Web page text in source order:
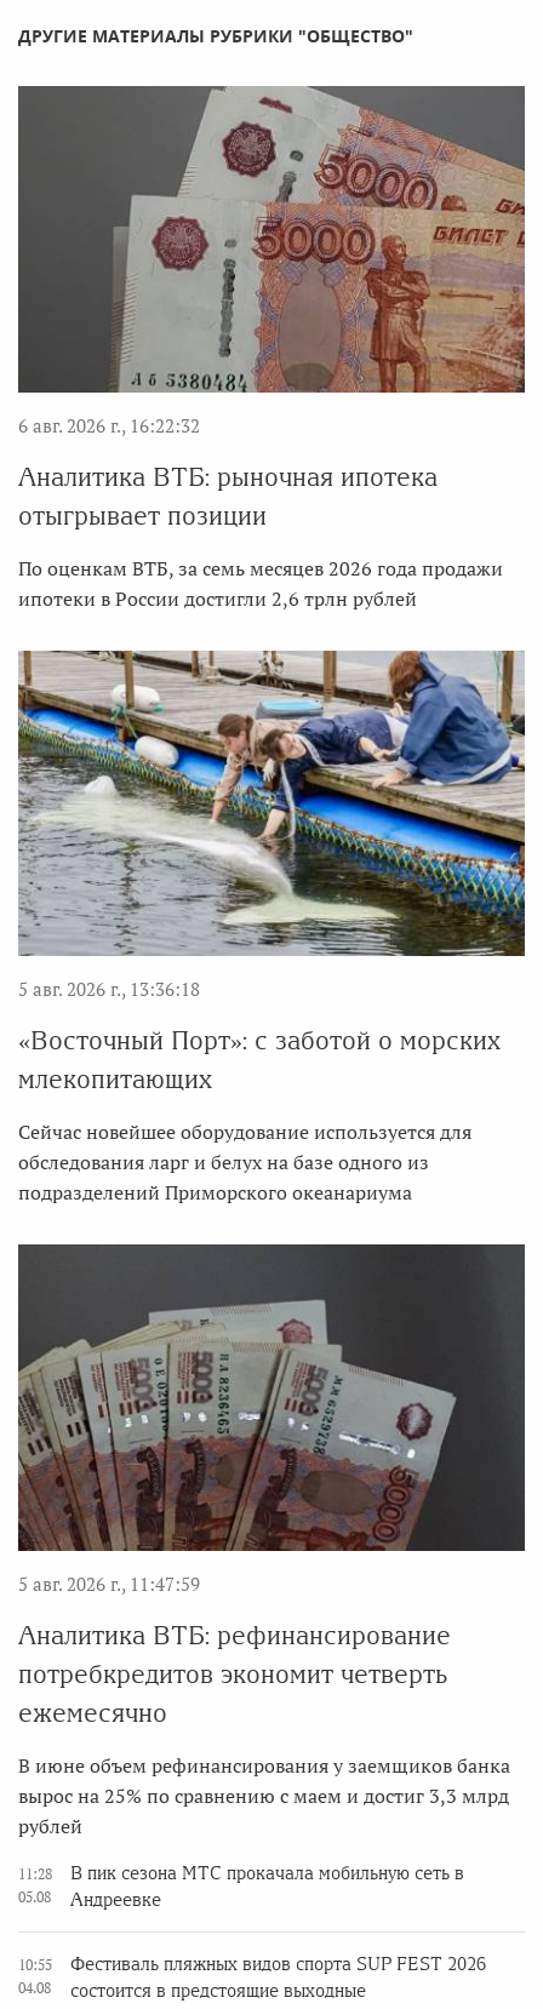
ДРУГИЕ МАТЕРИАЛЫ РУБРИКИ "ОБЩЕСТВО"
6 авг. 2026 г., 16:22:32
Аналитика ВТБ: рыночная ипотека
отыгрывает позиции
По оценкам ВТБ, за семь месяцев 2026 года продажи
ипотеки в России достигли 2,6 трлн рублей
5 авг. 2026 г., 13:36:18
«Восточный Порт»: с заботой о морских
млекопитающих
Сейчас новейшее оборудование используется для
обследования ларг и белух на базе одного из
подразделений Приморского океанариума
5 авг. 2026 г., 11:47:59
Аналитика ВТБ: рефинансирование
потребкредитов экономит четверть
ежемесячно
В июне объем рефинансирования у заемщиков банка
вырос на 25% по сравнению с маем и достиг 3,3 млрд
рублей
11:28
05.08
В пик сезона МТС прокачала мобильную сеть в
Андреевке
10:55
04.08
Фестиваль пляжных видов спорта SUP FEST 2026
состоится в предстоящие выходные